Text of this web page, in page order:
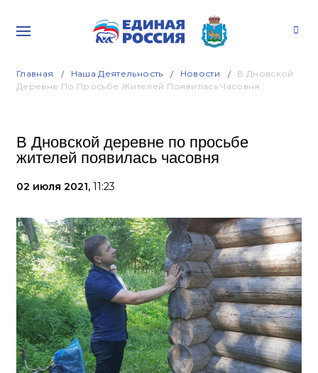
Главная Наша Деятельность Новости
В Дновской
Деревне По Просьбе Жителей Появилась Часовня
В Дновской деревне по просьбе
жителей появилась часовня
02 июля 2021, 11:23